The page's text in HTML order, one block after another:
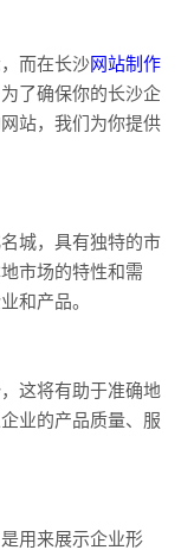
而在长沙网站制作
了确保你的长沙企
站，我们为你提供
城，具有独特的市
市场的特性和需
和产品。
这将有助于准确地
业的产品质量、服
用来展示企业形